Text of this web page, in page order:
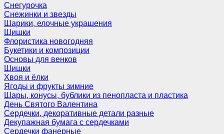
Снегурочка
Снежинки и звезды
Шарики, елочные украшения
Шишки
Флористика новогодняя
Букетики и композиции
Основы для венков
Шишки
Хвоя и ёлки
Ягоды и фрукты зимние
Шары, конусы, бублики из пенопласта и пластика
День Святого Валентина
Сердечки, декоративные детали разные
Декупажная бумага с сердечками
Сердечки фанерные